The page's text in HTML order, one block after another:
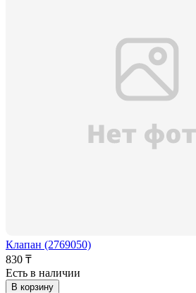
Клапан (2769050)
830 ₸
Есть в наличии
В корзину